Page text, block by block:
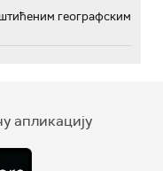
географским
апликацију